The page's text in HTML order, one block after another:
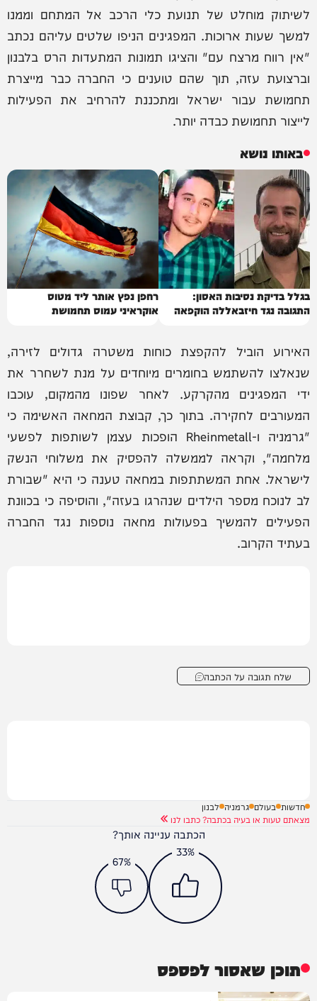
לשיתוק מוחלט של תנועת כלי הרכב אל המתחם וממנו
למשך שעות ארוכות. המפגינים הניפו שלטים עליהם נכתב
"אין רווח מרצח עם" והציגו תמונות המתעדות הרס בלבנון
וברצועת עזה, תוך שהם טוענים כי החברה כבר מייצרת
תחמושת עבור ישראל ומתכננת להרחיב את הפעילות
לייצור תחמושת כבדה יותר.
באותו נושא
בגלל בדיקת נסיבות האסון:
התגובה נגד חיזבאללה הוקפאה
רחפן נפץ אותר ליד מטוס
אוקראיני עמוס תחמושת
האירוע הוביל להקפצת כוחות משטרה גדולים לזירה,
שנאלצו להשתמש בחומרים מיוחדים על מנת לשחרר את
ידי המפגינים מהקרקע. לאחר שפונו מהמקום, עוכבו
המעורבים לחקירה. בתוך כך, קבוצת המחאה האשימה כי
"גרמניה ו-Rheinmetall הופכות עצמן לשותפות לפשעי
מלחמה", וקראה לממשלה להפסיק את משלוחי הנשק
לישראל. אחת המשתתפות במחאה טענה כי היא "שבורת
לב לנוכח מספר הילדים שנהרגו בעזה", והוסיפה כי בכוונת
הפעילים להמשיך בפעולות מחאה נוספות נגד החברה
בעתיד הקרוב.
שלח תגובה על הכתבה
חדשות בעולם גרמניה לבנון
מצאתם טעות או בעיה בכתבה? כתבו לנו
הכתבה עניינה אותך?
33%
67%
תוכן שאסור לפספס